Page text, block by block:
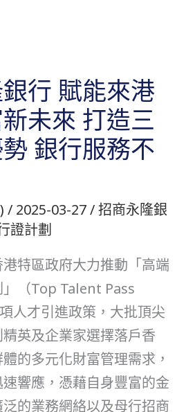
行 賦能來港
未來 打造三
銀行服務不
/ 2025-03-27/招商永隆銀
證計劃
特區政府大力推動「高端
（Top Talent Pass
人才引進政策，大批頂尖
英及企業家選擇落戶香
的多元化財富管理需求，
響應，憑藉自身豐富的金
的業務網絡以及母行招商